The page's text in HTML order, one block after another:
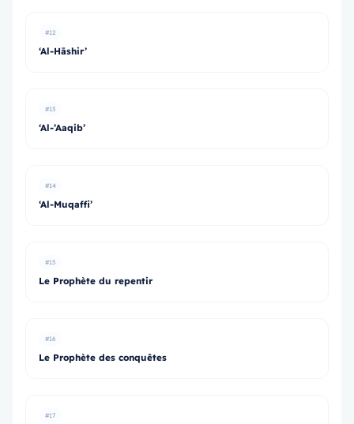
#12
‘Al-Hāshir’
#13
‘Al-’Aaqib’
#14
‘Al-Muqaffi’
#15
Le Prophète du repentir
#16
Le Prophète des conquêtes
#17